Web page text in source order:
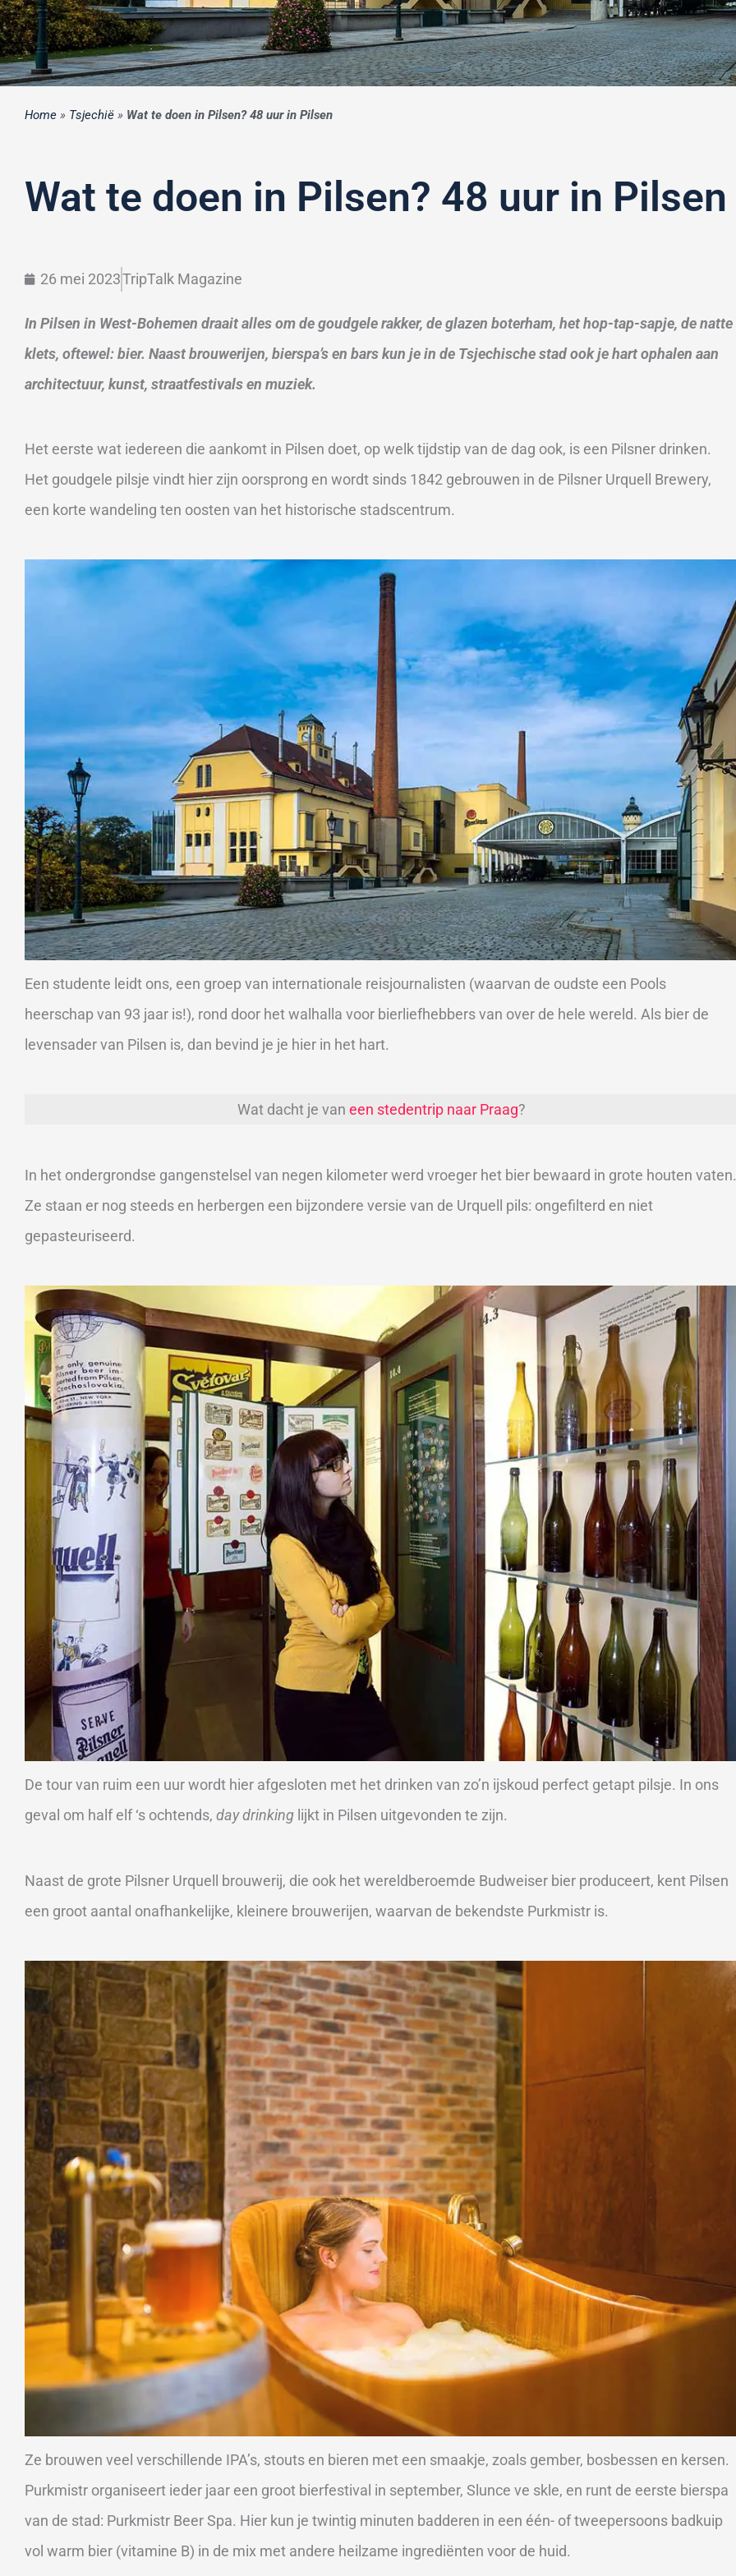
Home » Tsjechië » Wat te doen in Pilsen? 48 uur in Pilsen
Wat te doen in Pilsen? 48 uur in Pilsen
26 mei 2023TripTalk Magazine
In Pilsen in West-Bohemen draait alles om de goudgele rakker, de glazen boterham, het hop-tap-sapje, de natte
klets, oftewel: bier. Naast brouwerijen, bierspa’s en bars kun je in de Tsjechische stad ook je hart ophalen aan
architectuur, kunst, straatfestivals en muziek.
Het eerste wat iedereen die aankomt in Pilsen doet, op welk tijdstip van de dag ook, is een Pilsner drinken.
Het goudgele pilsje vindt hier zijn oorsprong en wordt sinds 1842 gebrouwen in de Pilsner Urquell Brewery,
een korte wandeling ten oosten van het historische stadscentrum.
Een studente leidt ons, een groep van internationale reisjournalisten (waarvan de oudste een Pools
heerschap van 93 jaar is!), rond door het walhalla voor bierliefhebbers van over de hele wereld. Als bier de
levensader van Pilsen is, dan bevind je je hier in het hart.
Wat dacht je van een stedentrip naar Praag?
In het ondergrondse gangenstelsel van negen kilometer werd vroeger het bier bewaard in grote houten vaten.
Ze staan er nog steeds en herbergen een bijzondere versie van de Urquell pils: ongefilterd en niet
gepasteuriseerd.
De tour van ruim een uur wordt hier afgesloten met het drinken van zo’n ijskoud perfect getapt pilsje. In ons
geval om half elf ‘s ochtends, day drinking lijkt in Pilsen uitgevonden te zijn.
Naast de grote Pilsner Urquell brouwerij, die ook het wereldberoemde Budweiser bier produceert, kent Pilsen
een groot aantal onafhankelijke, kleinere brouwerijen, waarvan de bekendste Purkmistr is.
Ze brouwen veel verschillende IPA’s, stouts en bieren met een smaakje, zoals gember, bosbessen en kersen.
Purkmistr organiseert ieder jaar een groot bierfestival in september, Slunce ve skle, en runt de eerste bierspa
van de stad: Purkmistr Beer Spa. Hier kun je twintig minuten badderen in een één- of tweepersoons badkuip
vol warm bier (vitamine B) in de mix met andere heilzame ingrediënten voor de huid.